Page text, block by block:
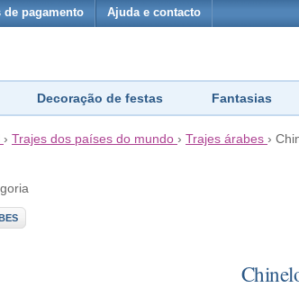
de pagamento Ajuda e contacto
Decoração de festas Fantasias
› Trajes dos países do mundo › Trajes árabes ›